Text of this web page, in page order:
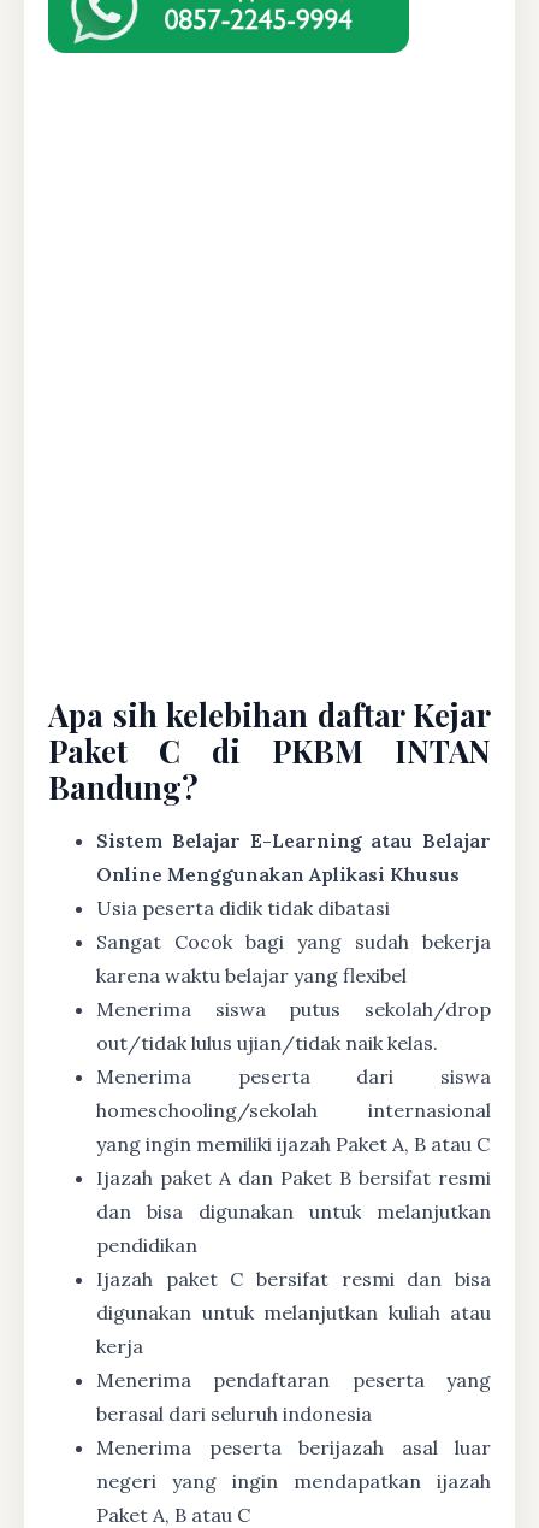
Apa sih kelebihan daftar Kejar
Paket C di PKBM INTAN
Bandung?
Sistem Belajar E-Learning atau Belajar
Online Menggunakan Aplikasi Khusus
Usia peserta didik tidak dibatasi
Sangat Cocok bagi yang sudah bekerja
karena waktu belajar yang flexibel
Menerima siswa putus sekolah/drop
out/tidak lulus ujian/tidak naik kelas.
Menerima peserta dari siswa
homeschooling/sekolah internasional
yang ingin memiliki ijazah Paket A, B atau C
Ijazah paket A dan Paket B bersifat resmi
dan bisa digunakan untuk melanjutkan
pendidikan
Ijazah paket C bersifat resmi dan bisa
digunakan untuk melanjutkan kuliah atau
kerja
Menerima pendaftaran peserta yang
berasal dari seluruh indonesia
Menerima peserta berijazah asal luar
negeri yang ingin mendapatkan ijazah
Paket A, B atau C